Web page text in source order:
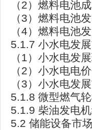
（2）燃料电池
（3）燃料电池
（4）燃料电池
5.1.7 小水电发
（1）小水电发
（2）小水电电
（3）小水电发
5.1.8 微型燃气
5.1.9 柴油发电
5.2 储能设备市